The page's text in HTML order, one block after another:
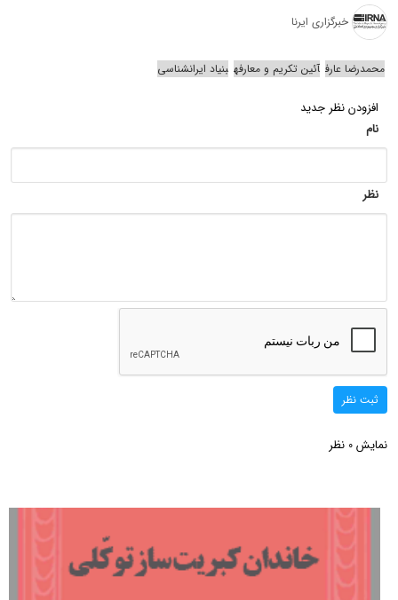
خبرگزاری ایرنا
محمدرضا عارف آئین تکریم و معارفه بنیاد ایرانشناسی
افزودن نظر جدید
نام
نظر
ثبت نظر
نمایش 0 نظر